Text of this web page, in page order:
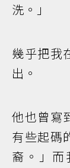
洗。」
幾乎把我
出。
他也曾寫
有些起碼
裔。」